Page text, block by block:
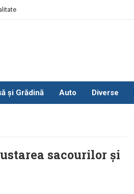
și Grădină Auto Diverse
sacourilor și